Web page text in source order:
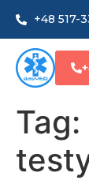
+48 517-
Tag: